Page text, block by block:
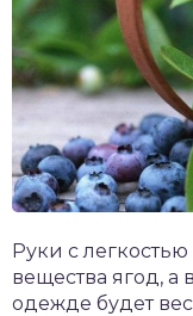
Руки с
вещества ягод, а
одежде будет